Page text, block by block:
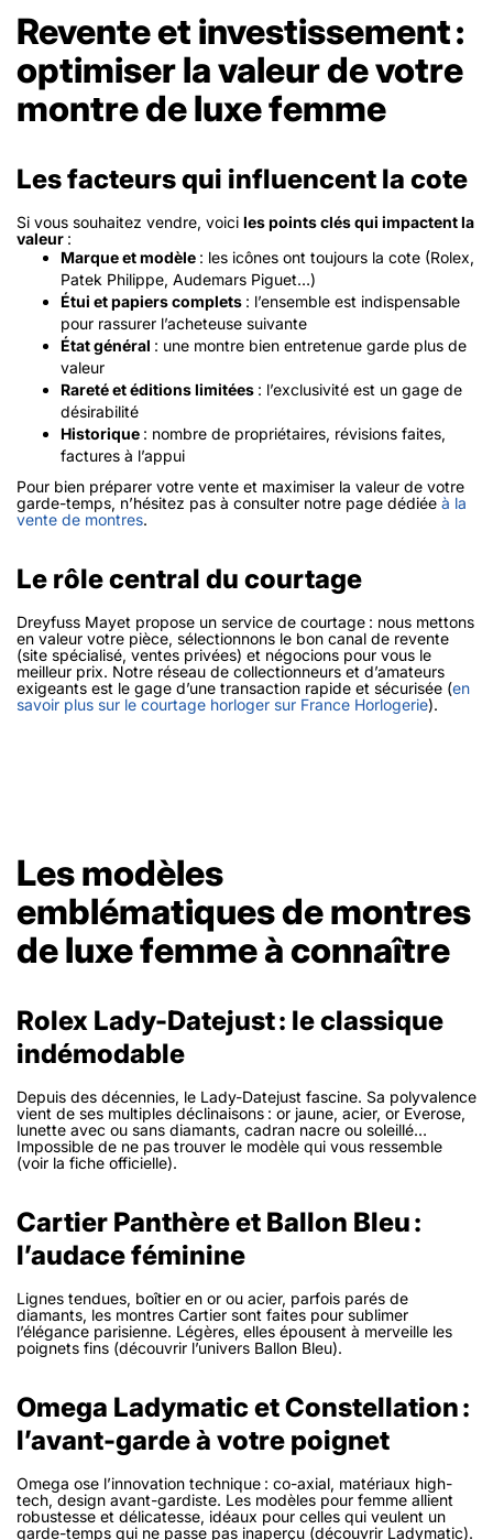
Revente et investissement :
optimiser la valeur de votre
montre de luxe femme
Les facteurs qui influencent la cote
Si vous souhaitez vendre, voici les points clés qui impactent la
valeur :
Marque et modèle : les icônes ont toujours la cote (Rolex,
Patek Philippe, Audemars Piguet…)
Étui et papiers complets : l’ensemble est indispensable
pour rassurer l’acheteuse suivante
État général : une montre bien entretenue garde plus de
valeur
Rareté et éditions limitées : l’exclusivité est un gage de
désirabilité
Historique : nombre de propriétaires, révisions faites,
factures à l’appui
Pour bien préparer votre vente et maximiser la valeur de votre
garde-temps, n’hésitez pas à consulter notre page dédiée à la
vente de montres.
Le rôle central du courtage
Dreyfuss Mayet propose un service de courtage : nous mettons
en valeur votre pièce, sélectionnons le bon canal de revente
(site spécialisé, ventes privées) et négocions pour vous le
meilleur prix. Notre réseau de collectionneurs et d’amateurs
exigeants est le gage d’une transaction rapide et sécurisée (en
savoir plus sur le courtage horloger sur France Horlogerie).
Les modèles
emblématiques de montres
de luxe femme à connaître
Rolex Lady-Datejust : le classique
indémodable
Depuis des décennies, le Lady-Datejust fascine. Sa polyvalence
vient de ses multiples déclinaisons : or jaune, acier, or Everose,
lunette avec ou sans diamants, cadran nacre ou soleillé…
Impossible de ne pas trouver le modèle qui vous ressemble
(voir la fiche officielle).
Cartier Panthère et Ballon Bleu :
l’audace féminine
Lignes tendues, boîtier en or ou acier, parfois parés de
diamants, les montres Cartier sont faites pour sublimer
l’élégance parisienne. Légères, elles épousent à merveille les
poignets fins (découvrir l’univers Ballon Bleu).
Omega Ladymatic et Constellation :
l’avant-garde à votre poignet
Omega ose l’innovation technique : co-axial, matériaux high-
tech, design avant-gardiste. Les modèles pour femme allient
robustesse et délicatesse, idéaux pour celles qui veulent un
garde-temps qui ne passe pas inaperçu (découvrir Ladymatic).